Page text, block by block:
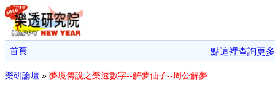
首頁 點這裡查詢更多
樂研論壇 » 夢境傳說之樂透數字--解夢仙子--周公解夢